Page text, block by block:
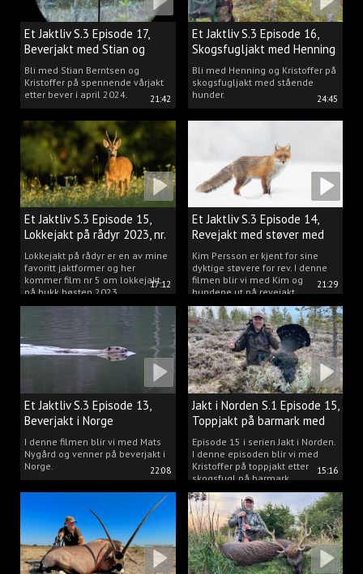
21:42
Et Jaktliv S.3 Episode 17,
Beverjakt med Stian og
Kristoffer
Bli med Stian Berntsen og
Kristoffer på spennende vårjakt
etter bever i april 2024.
24:45
Et Jaktliv S.3 Episode 16,
Skogsfugljakt med Henning
Mathisen
Bli med Henning og Kristoffer på
skogsfugljakt med stående
hunder.
17:12
Et Jaktliv S.3 Episode 15,
Lokkejakt på rådyr 2023, nr.
5Lokkejakt på rådyr er en av mine
favoritt jaktformer og her
kommer film nr 5 om lokkejakt
på bukk høsten 2023.
21:29
Et Jaktliv S.3 Episode 14,
Revejakt med støver med
Kim Persson
Kim Persson er kjent for sine
dyktige støvere for rev. I denne
filmen blir vi med Kim og
hundene ut på revejakt.
22:08
Et Jaktliv S.3 Episode 13,
Beverjakt i Norge
I denne filmen blir vi med Mats
Nygård og venner på beverjakt i
Norge.
15:16
Jakt i Norden S.1 Episode 15,
Toppjakt på barmark med
Kristoffer Clausen
Episode 15 i serien Jakt i Norden.
I denne episoden blir vi med
Kristoffer på toppjakt etter
skogsfugl på barmark.